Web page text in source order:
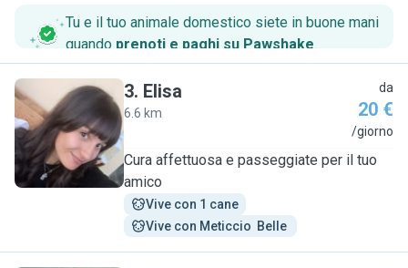
Tu e il tuo animale domestico siete in buone mani
quando prenoti e paghi su Pawshake.
E
3. Elisa
6.6 km
da
20 €
/giorno
Cura affettuosa e passeggiate per il tuo
amico
Vive con 1 cane
Vive con Meticcio  Belle